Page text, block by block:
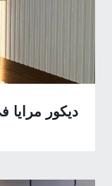
ديكور مرايا